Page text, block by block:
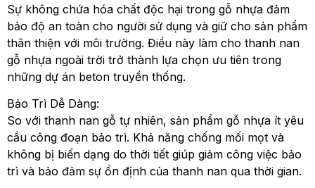
Sự không chứa hóa chất độc hại trong gỗ nhựa đảm
bảo độ an toàn cho người sử dụng và giữ cho sản phẩm
thân thiện với môi trường. Điều này làm cho thanh nan
gỗ nhựa ngoài trời trở thành lựa chọn ưu tiên trong
những dự án beton truyền thống.
Bảo Trì Dễ Dàng:
So với thanh nan gỗ tự nhiên, sản phẩm gỗ nhựa ít yêu
cầu công đoạn bảo trì. Khả năng chống mối mọt và
không bị biến dạng do thời tiết giúp giảm công việc bảo
trì và bảo đảm sự ổn định của thanh nan qua thời gian.